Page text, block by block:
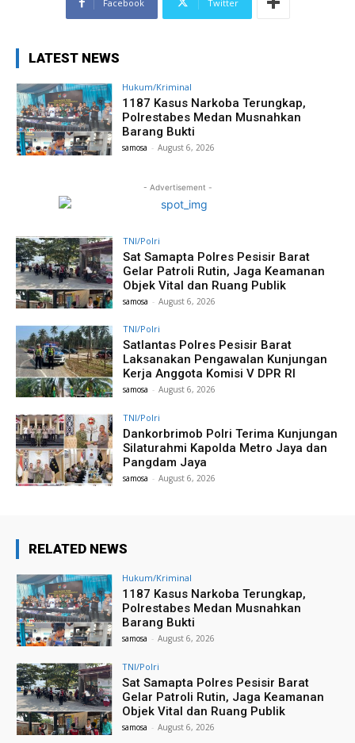
Facebook Twitter
LATEST NEWS
Hukum/Kriminal
1187 Kasus Narkoba Terungkap,
Polrestabes Medan Musnahkan
Barang Bukti
samosa - August 6, 2026
- Advertisement -
TNI/Polri
Sat Samapta Polres Pesisir Barat
Gelar Patroli Rutin, Jaga Keamanan
Objek Vital dan Ruang Publik
samosa - August 6, 2026
TNI/Polri
Satlantas Polres Pesisir Barat
Laksanakan Pengawalan Kunjungan
Kerja Anggota Komisi V DPR RI
samosa - August 6, 2026
TNI/Polri
Dankorbrimob Polri Terima Kunjungan
Silaturahmi Kapolda Metro Jaya dan
Pangdam Jaya
samosa - August 6, 2026
RELATED NEWS
Hukum/Kriminal
1187 Kasus Narkoba Terungkap,
Polrestabes Medan Musnahkan
Barang Bukti
samosa - August 6, 2026
TNI/Polri
Sat Samapta Polres Pesisir Barat
Gelar Patroli Rutin, Jaga Keamanan
Objek Vital dan Ruang Publik
samosa - August 6, 2026